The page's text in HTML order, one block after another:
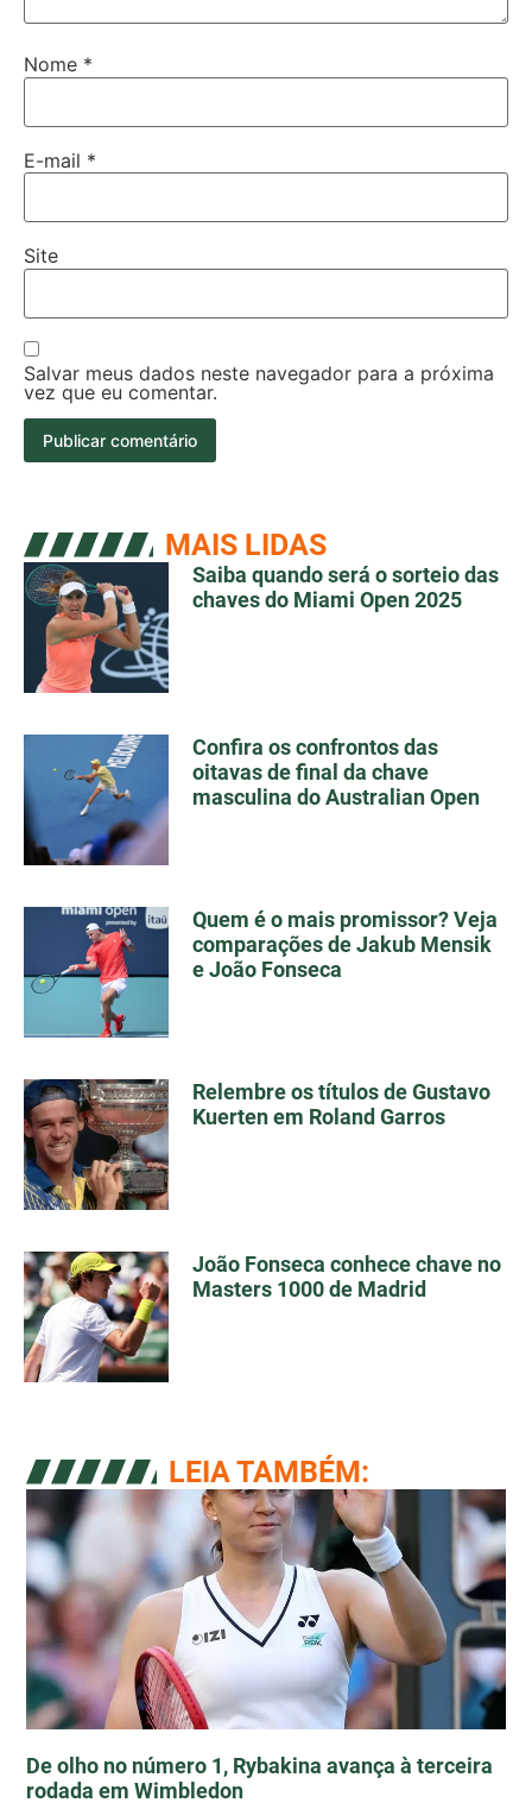
Nome *
E-mail *
Site
Salvar meus dados neste navegador para a próxima
vez que eu comentar.
MAIS LIDAS
Saiba quando será o sorteio das
chaves do Miami Open 2025
Confira os confrontos das
oitavas de final da chave
masculina do Australian Open
Quem é o mais promissor? Veja
comparações de Jakub Mensik
e João Fonseca
Relembre os títulos de Gustavo
Kuerten em Roland Garros
João Fonseca conhece chave no
Masters 1000 de Madrid
LEIA TAMBÉM:
De olho no número 1, Rybakina avança à terceira
rodada em Wimbledon